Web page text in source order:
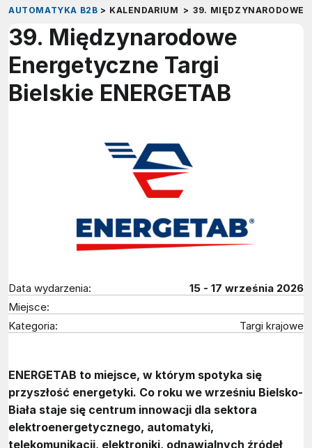
AUTOMATYKA B2B > KALENDARIUM > 39. MIĘDZYNARODOWE
39. Międzynarodowe
Energetyczne Targi
Bielskie ENERGETAB
Data wydarzenia:
15 - 17 września 2026
Miejsce:
Kategoria:
Targi krajowe
ENERGETAB to miejsce, w którym spotyka się
przyszłość energetyki. Co roku we wrześniu Bielsko-
Biała staje się centrum innowacji dla sektora
elektroenergetycznego, automatyki,
telekomunikacji, elektroniki, odnawialnych źródeł